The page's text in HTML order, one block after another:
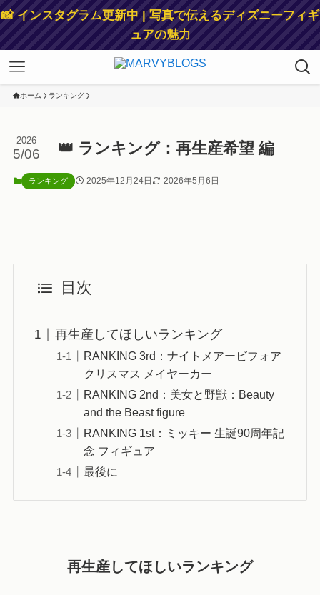
📸 インスタグラム更新中 | 写真で伝えるディズニーフィギ
ュアの魅力
ホーム ランキング
👑 ランキング：再生産希望 編
2026
5/06
ランキング 2025年12月24日 2026年5月6日
目次
再生産してほしいランキング
RANKING 3rd：ナイトメアービフォア
クリスマス メイヤーカー
RANKING 2nd：美女と野獣：Beauty
and the Beast figure
RANKING 1st：ミッキー 生誕90周年記
念 フィギュア
最後に
再生産してほしいランキング